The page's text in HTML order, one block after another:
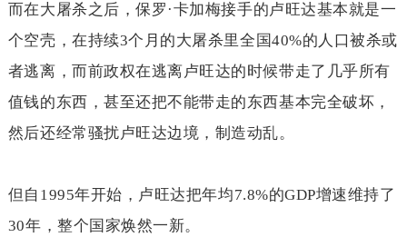
而在大屠杀之后，保罗 ·卡加梅接手的卢旺达基本就是一
个空壳，在持续3个月的大屠杀里全国40%的人口被杀或
者逃离，而前政权在逃离卢旺达的时候带走了几乎所有
值钱的东西，甚至还把不能带走的东西基本完全破坏，
然后还经常骚扰卢旺达边境，制造动乱。
但自 1995年开始，卢旺达把年均7.8%的GDP增速维持了
30年，整个国家焕然一新。